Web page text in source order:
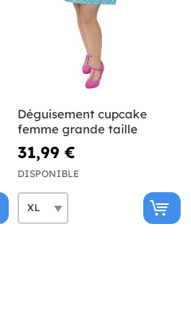
Déguisement cupcake
femme grande taille
31,99 €
DISPONIBLE